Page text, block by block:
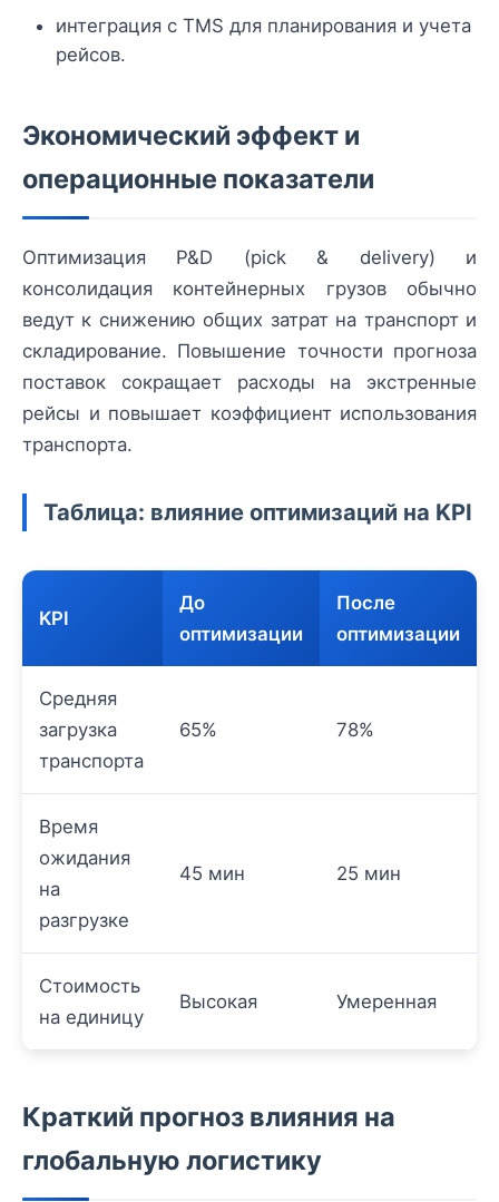
интеграция с TMS для планирования и учета
рейсов.
Экономический эффект и
операционные показатели
Оптимизация P&D (pick & delivery) и
консолидация контейнерных грузов обычно
ведут к снижению общих затрат на транспорт и
складирование. Повышение точности прогноза
поставок сокращает расходы на экстренные
рейсы и повышает коэффициент использования
транспорта.
Таблица: влияние оптимизаций на KPI
KPI
До
оптимизации
После
оптимизации
Средняя
загрузка
транспорта
65% 78%
Время
ожидания
на
разгрузке
45 мин 25 мин
Стоимость
на единицу
Высокая Умеренная
Краткий прогноз влияния на
глобальную логистику